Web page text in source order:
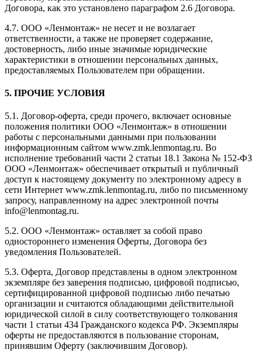
Договора, как это установлено параграфом 2.6 Договора.
4.7. ООО «Ленмонтаж» не несет и не возлагает
ответственности, а также не проверяет содержание,
достоверность, либо иные значимые юридические
характеристики в отношении персональных данных,
предоставляемых Пользователем при обращении.
5. ПРОЧИЕ УСЛОВИЯ
5.1. Договор-оферта, среди прочего, включает основные
положения политики ООО «Ленмонтаж» в отношении
работы с персональными данными при пользовании
информационным сайтом www.zmk.lenmontag.ru. Во
исполнение требований части 2 статьи 18.1 Закона № 152-ФЗ
ООО «Ленмонтаж» обеспечивает открытый и публичный
доступ к настоящему документу по электронному адресу в
сети Интернет www.zmk.lenmontag.ru, либо по письменному
запросу, направленному на адрес электронной почты
info@lenmontag.ru.
5.2. ООО «Ленмонтаж» оставляет за собой право
одностороннего изменения Оферты, Договора без
уведомления Пользователей.
5.3. Оферта, Договор представлены в одном электронном
экземпляре без заверения подписью, цифровой подписью,
сертифицированной цифровой подписью либо печатью
организации и считаются обладающими действительной
юридической силой в силу соответствующего толкования
части 1 статьи 434 Гражданского кодекса РФ. Экземпляры
оферты не предоставляются в пользование сторонам,
принявшим Оферту (заключившим Договор).